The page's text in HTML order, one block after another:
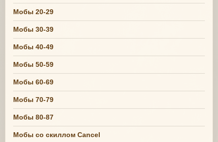
Мобы 20-29
Мобы 30-39
Мобы 40-49
Мобы 50-59
Мобы 60-69
Мобы 70-79
Мобы 80-87
Мобы со скиллом Cancel